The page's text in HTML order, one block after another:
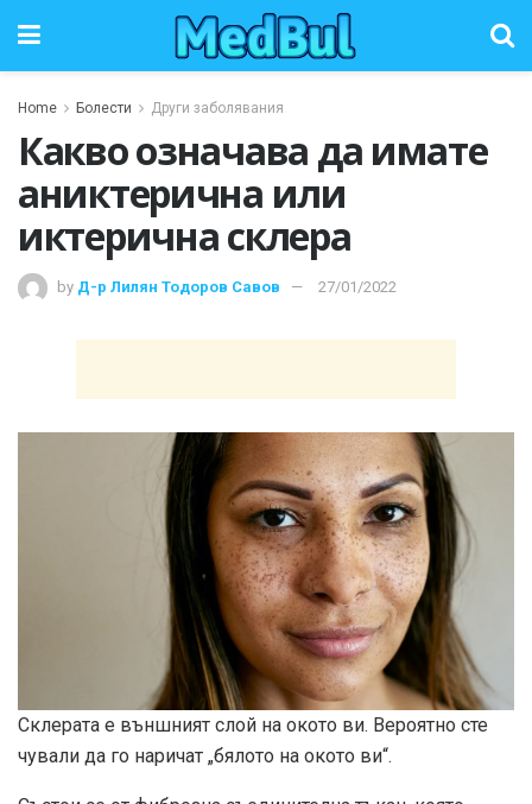
Home Болести Други заболявания
Какво означава да имате
аниктерична или
иктерична склера
by Д-р Лилян Тодоров Савов 27/01/2022
Склерата е външният слой на окото ви. Вероятно сте
чували да го наричат ​​„бялото на окото ви“.